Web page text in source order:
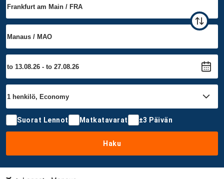
Suorat Lennot Matkatavarat ±3 Päivän
Haku